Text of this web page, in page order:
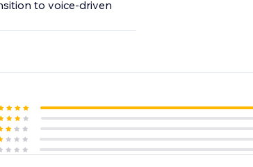
to voice-driven